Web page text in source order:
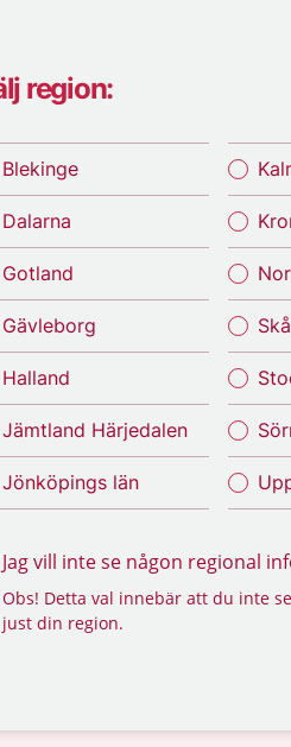
region:
Blekinge
Dalarna
Gotland
Gävleborg
Halland
Jämtland Härjedalen
Jönköpings län
Jag vill inte se någon regional
Obs! Detta val innebär att du inte
just din region.